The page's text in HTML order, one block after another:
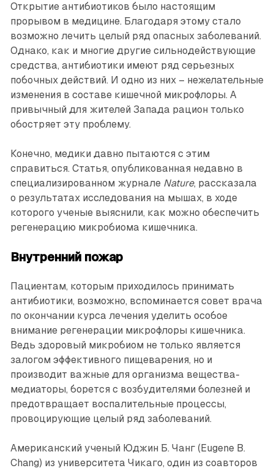
Открытие антибиотиков было настоящим
прорывом в медицине. Благодаря этому стало
возможно лечить целый ряд опасных заболеваний.
Однако, как и многие другие сильнодействующие
средства, антибиотики имеют ряд серьезных
побочных действий. И одно из них – нежелательные
изменения в составе кишечной микрофлоры. А
привычный для жителей Запада рацион только
обостряет эту проблему.
Конечно, медики давно пытаются с этим
справиться. Статья, опубликованная недавно в
специализированном журнале Nature, рассказала
о результатах исследования на мышах, в ходе
которого ученые выяснили, как можно обеспечить
регенерацию микробиома кишечника.
Внутренний пожар
Пациентам, которым приходилось принимать
антибиотики, возможно, вспоминается совет врача
по окончании курса лечения уделить особое
внимание регенерации микрофлоры кишечника.
Ведь здоровый микробиом не только является
залогом эффективного пищеварения, но и
производит важные для организма вещества-
медиаторы, борется с возбудителями болезней и
предотвращает воспалительные процессы,
провоцирующие целый ряд заболеваний.
Американский ученый Юджин Б. Чанг (Eugene B.
Chang) из университета Чикаго, один из соавторов